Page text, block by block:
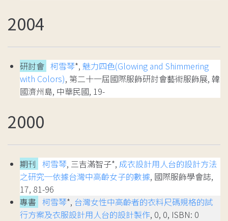
2004
研討會 柯雪琴*, 魅力四色(Glowing and Shimmering
with Colors), 第二十一屆國際服飾研討會藝術服飾展, 韓
國濟州島, 中華民國, 19-
2000
期刊 柯雪琴, 三吉滿智子*, 成衣設計用人台的設計方法
之研究─依據台灣中高齡女子的數據, 國際服飾學會誌,
17, 81-96
專書 柯雪琴*, 台灣女性中高齡者的衣料尺碼規格的試
行方案及衣服設計用人台的設計製作, 0, 0, ISBN: 0